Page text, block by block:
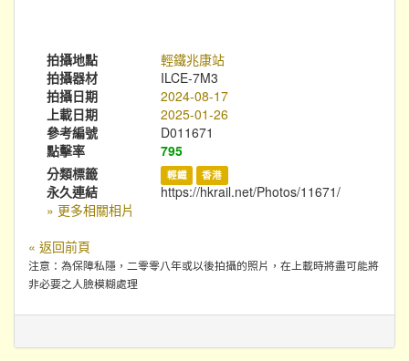
拍攝地點
輕鐵兆康站
拍攝器材
ILCE-7M3
拍攝日期
2024-08-17
上載日期
2025-01-26
參考編號
D011671
點擊率
795
分類標籤
輕鐵 香港
永久連結
https://hkrail.net/Photos/11671/
» 更多相關相片
« 返回前頁
注意：為保障私隱，二零零八年或以後拍攝的照片，在上載時將盡可能將
非必要之人臉模糊處理